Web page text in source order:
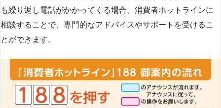
も繰り返し電話がかかってくる場合、消費者ホットラインに
相談することで、専門的なアドバイスやサポートを受けるこ
とができます​​。